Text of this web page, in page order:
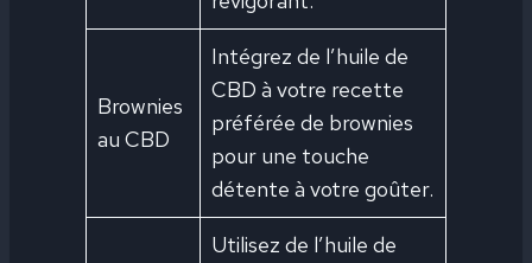
Brownies
au CBD
Intégrez de l’huile de
CBD à votre recette
préférée de brownies
pour une touche
détente à votre goûter.
Utilisez de l’huile de